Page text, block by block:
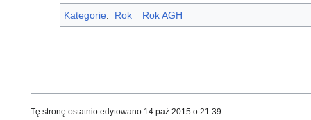
Kategorie: Rok Rok AGH
Tę stronę ostatnio edytowano 14 paź 2015 o 21:39.